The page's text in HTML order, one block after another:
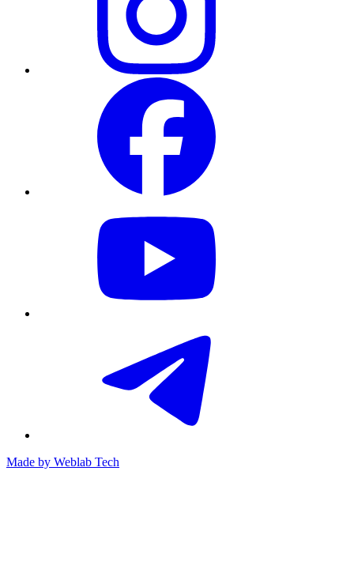
Made by Weblab Tech